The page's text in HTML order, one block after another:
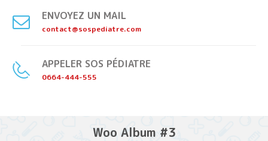
ENVOYEZ UN MAIL
contact@sospediatre.com
APPELER SOS PÉDIATRE
0664-444-555
Woo Album #3